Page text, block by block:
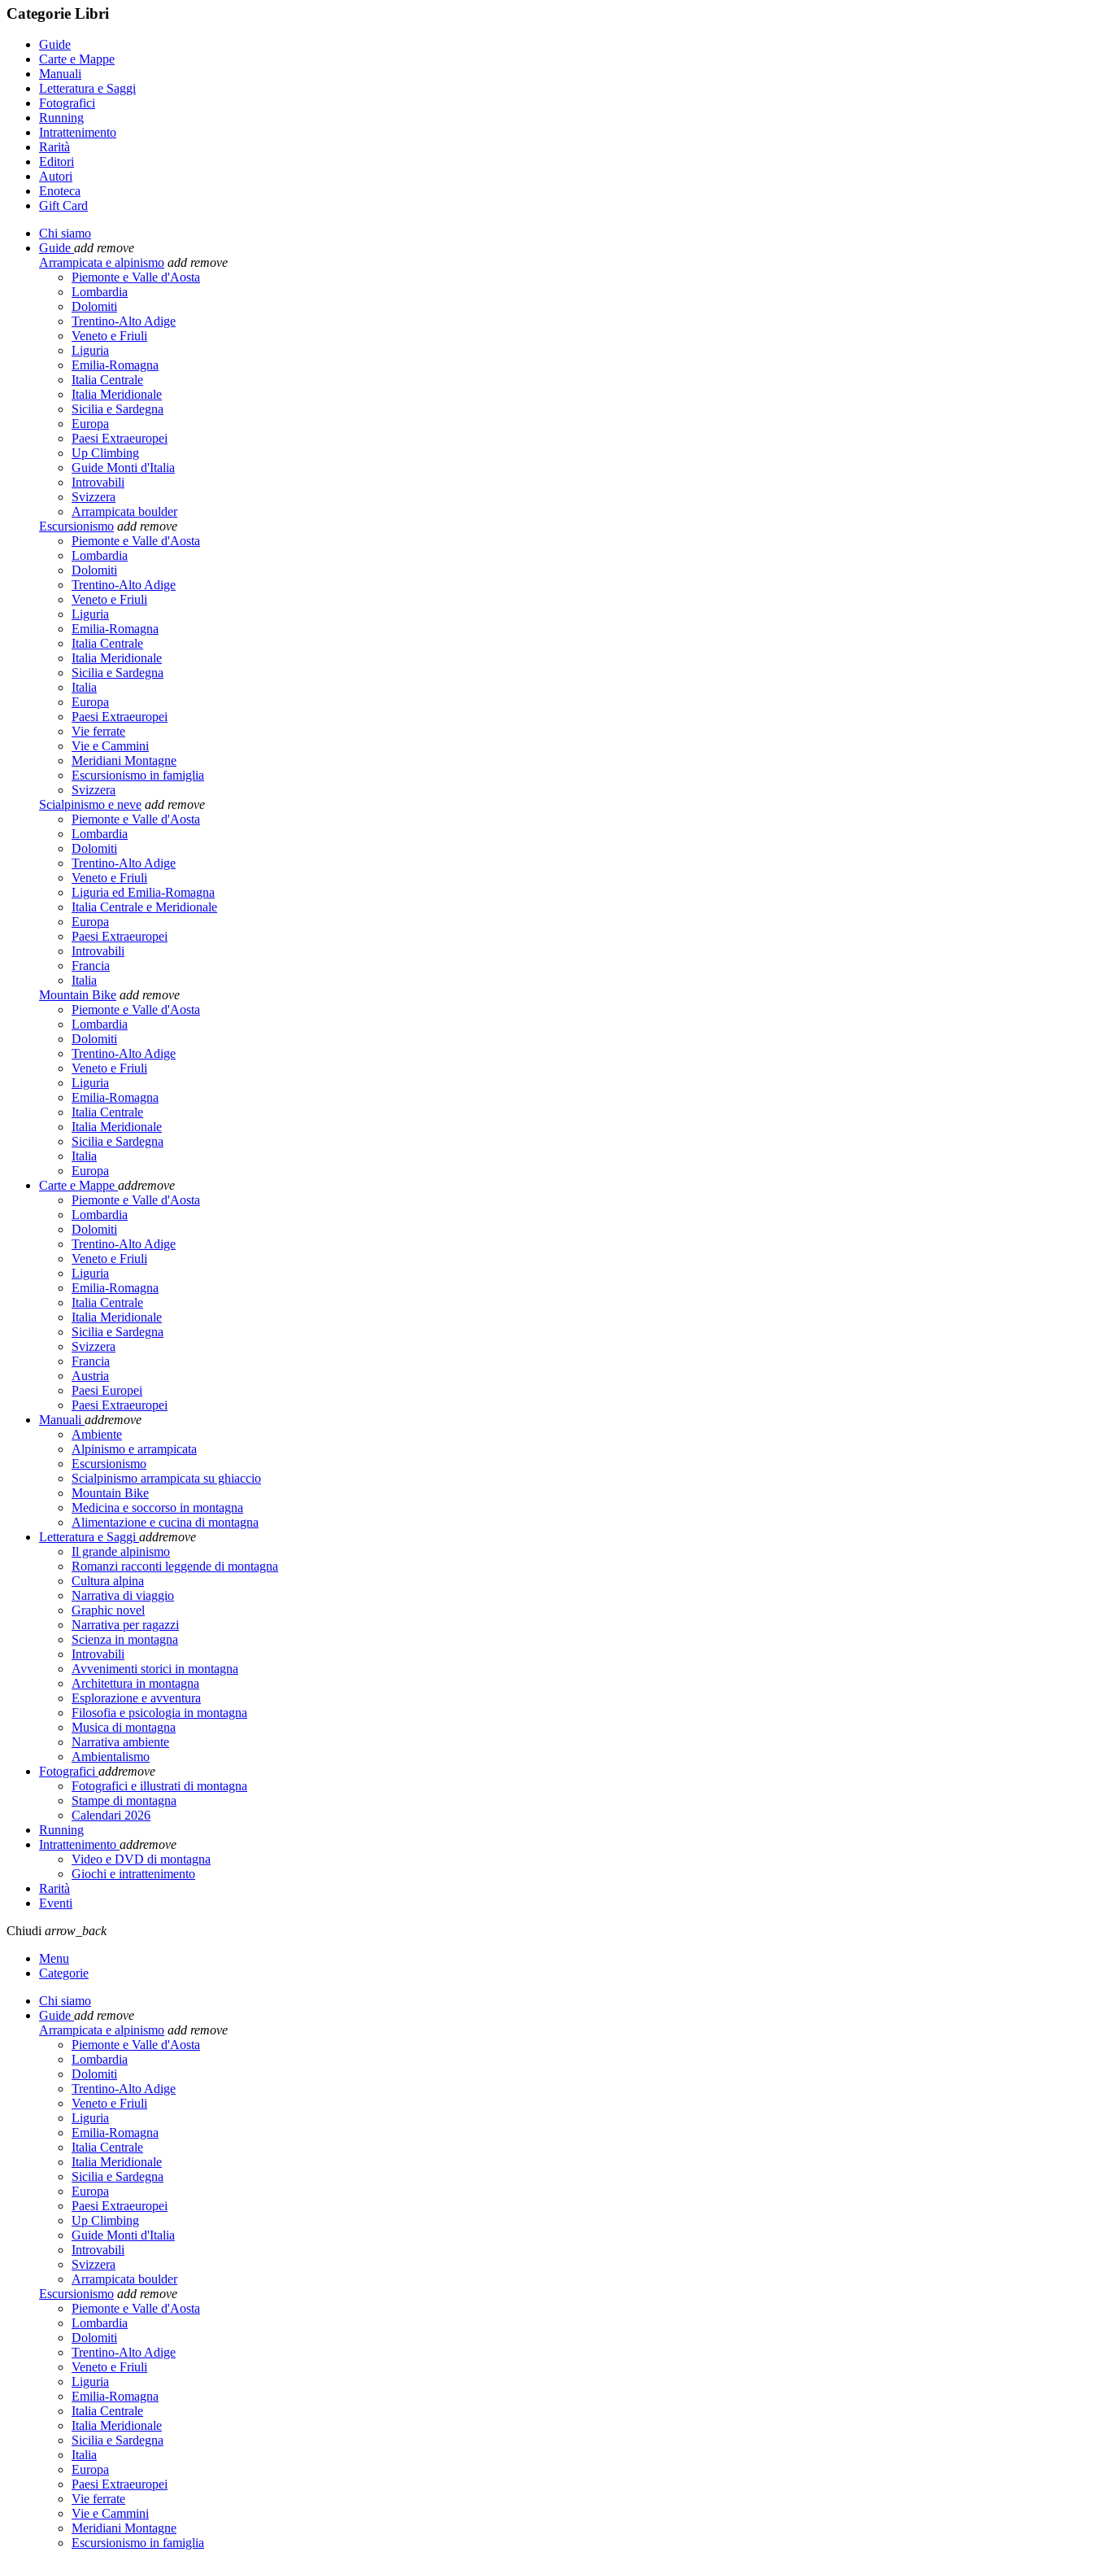
Categorie Libri
Guide
Carte e Mappe
Manuali
Letteratura e Saggi
Fotografici
Running
Intrattenimento
Rarità
Editori
Autori
Enoteca
Gift Card
Chi siamo
Guide add remove
Arrampicata e alpinismo add remove
Piemonte e Valle d'Aosta
Lombardia
Dolomiti
Trentino-Alto Adige
Veneto e Friuli
Liguria
Emilia-Romagna
Italia Centrale
Italia Meridionale
Sicilia e Sardegna
Europa
Paesi Extraeuropei
Up Climbing
Guide Monti d'Italia
Introvabili
Svizzera
Arrampicata boulder
Escursionismo add remove
Piemonte e Valle d'Aosta
Lombardia
Dolomiti
Trentino-Alto Adige
Veneto e Friuli
Liguria
Emilia-Romagna
Italia Centrale
Italia Meridionale
Sicilia e Sardegna
Italia
Europa
Paesi Extraeuropei
Vie ferrate
Vie e Cammini
Meridiani Montagne
Escursionismo in famiglia
Svizzera
Scialpinismo e neve add remove
Piemonte e Valle d'Aosta
Lombardia
Dolomiti
Trentino-Alto Adige
Veneto e Friuli
Liguria ed Emilia-Romagna
Italia Centrale e Meridionale
Europa
Paesi Extraeuropei
Introvabili
Francia
Italia
Mountain Bike add remove
Piemonte e Valle d'Aosta
Lombardia
Dolomiti
Trentino-Alto Adige
Veneto e Friuli
Liguria
Emilia-Romagna
Italia Centrale
Italia Meridionale
Sicilia e Sardegna
Italia
Europa
Carte e Mappe addremove
Piemonte e Valle d'Aosta
Lombardia
Dolomiti
Trentino-Alto Adige
Veneto e Friuli
Liguria
Emilia-Romagna
Italia Centrale
Italia Meridionale
Sicilia e Sardegna
Svizzera
Francia
Austria
Paesi Europei
Paesi Extraeuropei
Manuali addremove
Ambiente
Alpinismo e arrampicata
Escursionismo
Scialpinismo arrampicata su ghiaccio
Mountain Bike
Medicina e soccorso in montagna
Alimentazione e cucina di montagna
Letteratura e Saggi addremove
Il grande alpinismo
Romanzi racconti leggende di montagna
Cultura alpina
Narrativa di viaggio
Graphic novel
Narrativa per ragazzi
Scienza in montagna
Introvabili
Avvenimenti storici in montagna
Architettura in montagna
Esplorazione e avventura
Filosofia e psicologia in montagna
Musica di montagna
Narrativa ambiente
Ambientalismo
Fotografici addremove
Fotografici e illustrati di montagna
Stampe di montagna
Calendari 2026
Running
Intrattenimento addremove
Video e DVD di montagna
Giochi e intrattenimento
Rarità
Eventi
Chiudi arrow_back
Menu
Categorie
Chi siamo
Guide add remove
Arrampicata e alpinismo add remove
Piemonte e Valle d'Aosta
Lombardia
Dolomiti
Trentino-Alto Adige
Veneto e Friuli
Liguria
Emilia-Romagna
Italia Centrale
Italia Meridionale
Sicilia e Sardegna
Europa
Paesi Extraeuropei
Up Climbing
Guide Monti d'Italia
Introvabili
Svizzera
Arrampicata boulder
Escursionismo add remove
Piemonte e Valle d'Aosta
Lombardia
Dolomiti
Trentino-Alto Adige
Veneto e Friuli
Liguria
Emilia-Romagna
Italia Centrale
Italia Meridionale
Sicilia e Sardegna
Italia
Europa
Paesi Extraeuropei
Vie ferrate
Vie e Cammini
Meridiani Montagne
Escursionismo in famiglia